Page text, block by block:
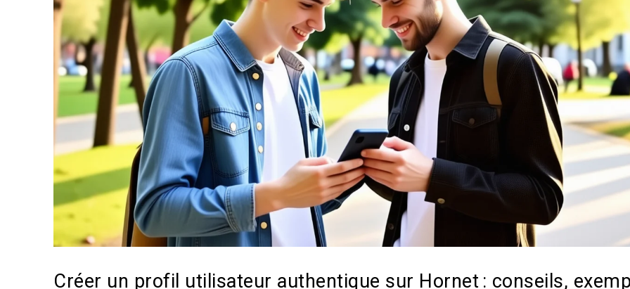
Créer un profil utilisateur authentique sur Hornet : conseils,